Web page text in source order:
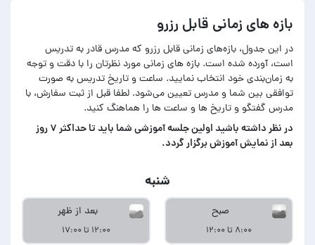
بازه های زمانی قابل رزرو
در این جدول، بازه‌های زمانی قابل رزرو که مدرس قادر به تدریس
است، آورده شده است. بازه های زمانی مورد نظرتان را با دقت و توجه
به زمان‌بندی خود انتخاب نمایید. ساعت و تاریخ تدریس به صورت
توافقی بین شما و مدرس تعیین می‌شود. لطفا قبل از ثبت سفارش، با
مدرس گفتگو و تاریخ ها و ساعت ها را هماهنگ کنید.
در‌ نظر داشته باشید اولین جلسه آموزشی شما باید تا حداکثر ۷ روز
بعد از نمایش آموزش برگزار گردد.
شنبه
صبح
۸:۰۰ تا ۱۲:۰۰
بعد از ظهر
۱۲:۰۰ تا ۱۷:۰۰